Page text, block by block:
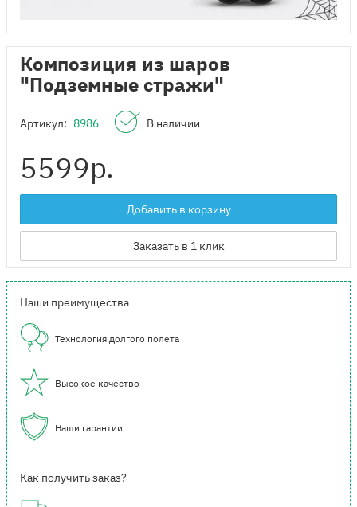
Композиция из шаров
"Подземные стражи"
Артикул: 8986 В наличии
5599р.
Добавить в корзину
Заказать в 1 клик
Наши преимущества
Технология долгого полета
Высокое качество
Наши гарантии
Как получить заказ?